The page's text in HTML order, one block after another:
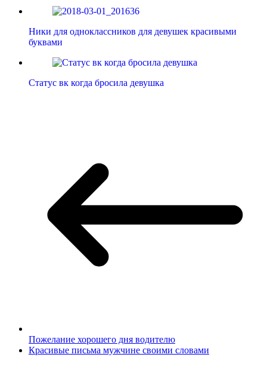
Ники для одноклассников для девушек красивыми
буквами
Статус вк когда бросила девушка
Пожелание хорошего дня водителю
Красивые письма мужчине своими словами